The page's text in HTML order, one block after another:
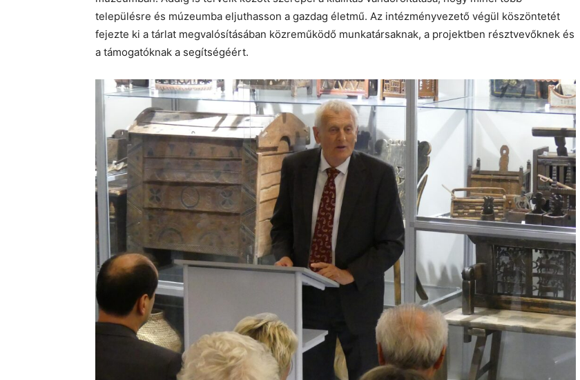
településre és múzeumba eljuthasson a gazdag életmű. Az intézményvezető végül köszöntetét
fejezte ki a tárlat megvalósításában közreműködő munkatársaknak, a projektben résztvevőknek és
a támogatóknak a segítségéért.